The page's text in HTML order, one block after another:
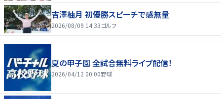
吉澤柚月 初優勝スピーチで感無量
2026/08/09 14:33ゴルフ
夏の甲子園 全試合無料ライブ配信！
2026/04/12 00:00野球